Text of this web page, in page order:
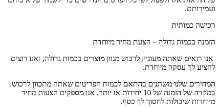
ועמידותם.
רכישה כמותית
הזמנה בכמות גדולה – הצעת מחיר מיוחדת
אנו רואים שאתה מעוניין לרכוש מגוון מוצרים בכמות גדולה, ואנו רוצים
להציע לך עסקה מיוחדת.
המחירים שלנו משתנים בהתאם לכמות הפריטים שאתה מתכוון לרכוש.
במקרה של הזמנה של 10 יחידות או יותר, אנו מספקים הצעות מחיר
מיוחדות שיכולות לחסוך לך כסף.